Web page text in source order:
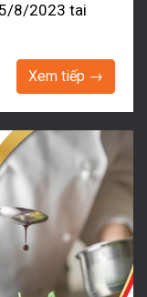
8/2023 tai
Xem tiếp →